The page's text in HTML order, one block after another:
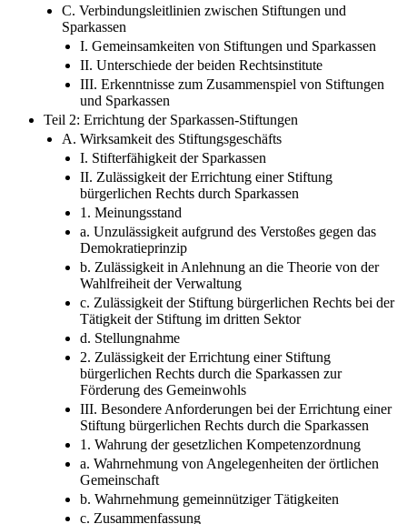
C. Verbindungsleitlinien zwischen Stiftungen und
Sparkassen
I. Gemeinsamkeiten von Stiftungen und Sparkassen
II. Unterschiede der beiden Rechtsinstitute
III. Erkenntnisse zum Zusammenspiel von Stiftungen
und Sparkassen
Teil 2: Errichtung der Sparkassen-Stiftungen
A. Wirksamkeit des Stiftungsgeschäfts
I. Stifterfähigkeit der Sparkassen
II. Zulässigkeit der Errichtung einer Stiftung
bürgerlichen Rechts durch Sparkassen
1. Meinungsstand
a. Unzulässigkeit aufgrund des Verstoßes gegen das
Demokratieprinzip
b. Zulässigkeit in Anlehnung an die Theorie von der
Wahlfreiheit der Verwaltung
c. Zulässigkeit der Stiftung bürgerlichen Rechts bei der
Tätigkeit der Stiftung im dritten Sektor
d. Stellungnahme
2. Zulässigkeit der Errichtung einer Stiftung
bürgerlichen Rechts durch die Sparkassen zur
Förderung des Gemeinwohls
III. Besondere Anforderungen bei der Errichtung einer
Stiftung bürgerlichen Rechts durch die Sparkassen
1. Wahrung der gesetzlichen Kompetenzordnung
a. Wahrnehmung von Angelegenheiten der örtlichen
Gemeinschaft
b. Wahrnehmung gemeinnütziger Tätigkeiten
c. Zusammenfassung